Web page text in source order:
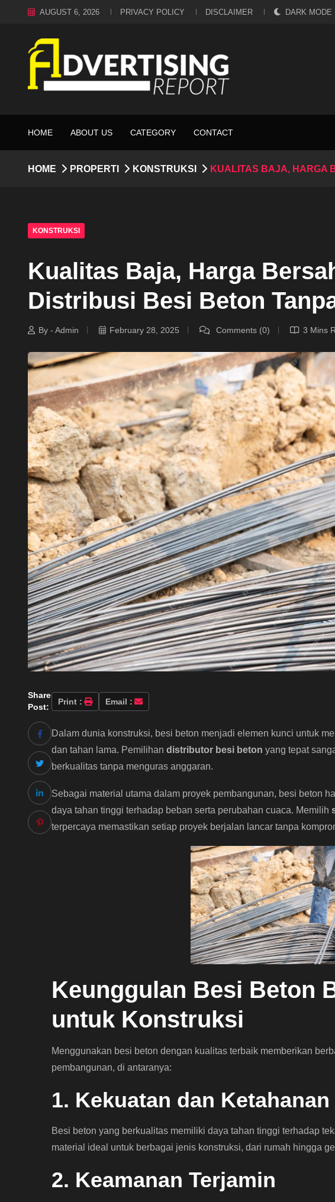
AUGUST 6, 2026 PRIVACY POLICY DISCLAIMER DARK MODE
HOME ABOUT US CATEGORY CONTACT
HOME PROPERTI KONSTRUKSI KUALITAS BAJA, HARGA
KONSTRUKSI
Kualitas Baja, Harga
Distribusi Besi Beton
By - Admin February 28, 2025 Comments (0) 3 Mins
Share
Post:
Print : Email :
Dalam dunia konstruksi, besi beton menjadi elemen kunci untuk
dan tahan lama. Pemilihan distributor besi beton yang tepat
berkualitas tanpa menguras anggaran.
Sebagai material utama dalam proyek pembangunan, besi beton
daya tahan tinggi terhadap beban serta perubahan cuaca. Memilih
terpercaya memastikan setiap proyek berjalan lancar tanpa
Keunggulan Besi Beton
untuk Konstruksi
Menggunakan besi beton dengan kualitas terbaik memberikan
pembangunan, di antaranya:
1. Kekuatan dan
Besi beton yang berkualitas memiliki daya tahan tinggi terhadap
material ideal untuk berbagai jenis konstruksi, dari rumah hingga
2. Keamanan Terjamin